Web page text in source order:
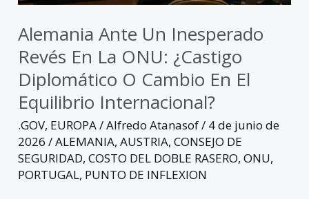
Alemania Ante Un Inesperado
Revés En La ONU: ¿castigo
Diplomático O Cambio En El
Equilibrio Internacional?
.GOV, EUROPA/Alfredo Atanasof/ 4 de junio de
2026/ALEMANIA,AUSTRIA,CONSEJO DE
SEGURIDAD,COSTO DEL DOBLE RASERO,ONU,
PORTUGAL, PUNTO DE INFLEXION
diplomático
o
cambio
en
el
equilibrio
internacional?